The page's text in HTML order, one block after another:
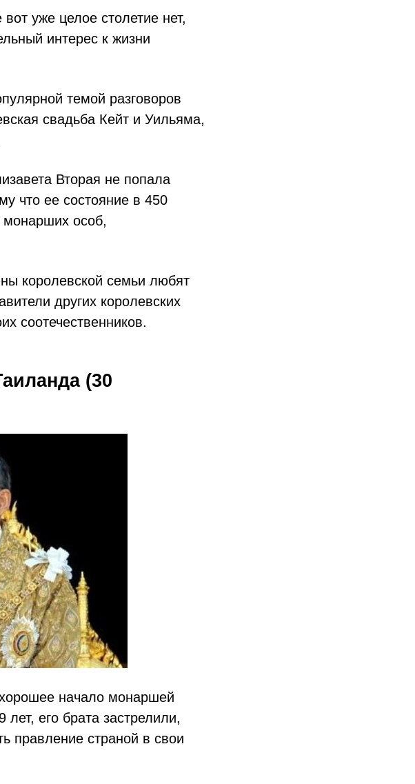
уже целое столетие нет,
интерес к жизни
темой разговоров
свадьба Кейт и Уильяма,
Вторая не попала
что ее состояние в 450
монарших особ,
королевской семьи любят
других королевских
соотечественников.
(30
начало монаршей
его брата застрелили,
правление страной в свои